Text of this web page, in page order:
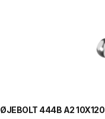
ØJEBOLT 444B A2 10X120